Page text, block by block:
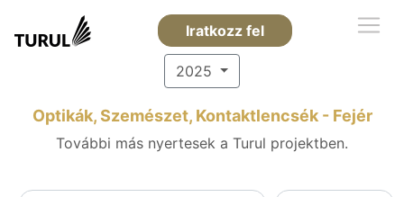
Iratkozz fel
2025
Optikák, Szemészet, Kontaktlencsék - Fejér
További más nyertesek a Turul projektben.